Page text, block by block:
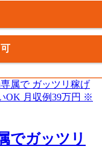
でガッツリ